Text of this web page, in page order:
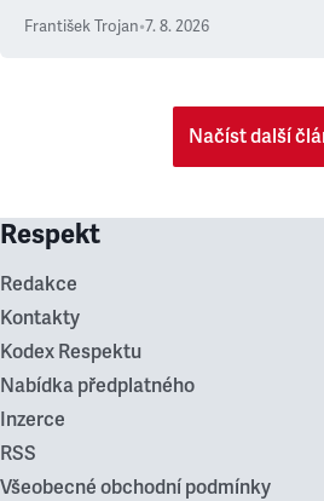
František Trojan•7. 8. 2026
Načíst další
Respekt
Redakce
Kontakty
Kodex Respektu
Nabídka předplatného
Inzerce
RSS
Všeobecné obchodní podmínky